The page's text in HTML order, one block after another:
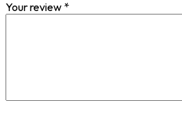
Your review *